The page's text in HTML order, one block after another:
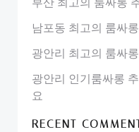
남포동 최고의 룸싸
광안리 최고의 룸싸
광안리 인기룸싸롱
요
RECENT